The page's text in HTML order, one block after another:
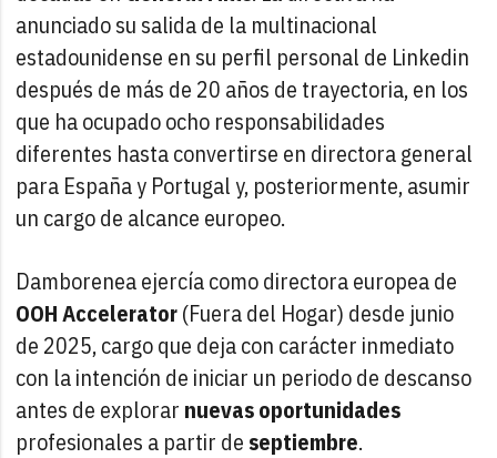
anunciado su salida de la multinacional
estadounidense en su perfil personal de Linkedin
después de más de 20 años de trayectoria, en los
que ha ocupado ocho responsabilidades
diferentes hasta convertirse en directora general
para España y Portugal y, posteriormente, asumir
un cargo de alcance europeo.
Damborenea ejercía como directora europea de
OOH Accelerator(Fuera del Hogar) desde junio
de 2025, cargo que deja con carácter inmediato
con la intención de iniciar un periodo de descanso
antes de explorar nuevas oportunidades
profesionales a partir de septiembre.